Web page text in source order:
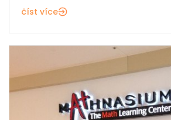
číst více